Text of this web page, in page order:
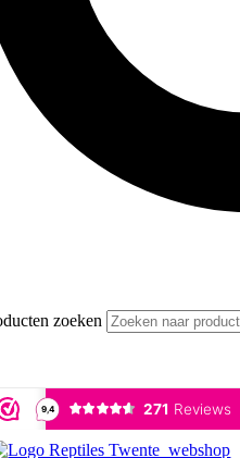
zoeken